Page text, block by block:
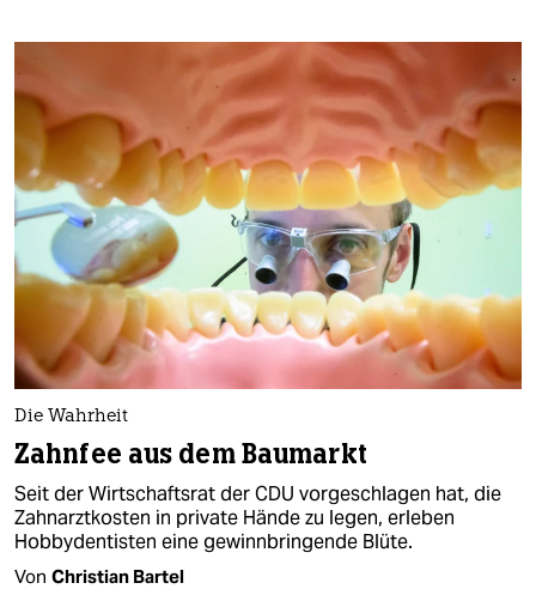
abo
epaper login
Die Wahrheit
Zahnfee aus dem Baumarkt
Seit der Wirtschaftsrat der CDU vorgeschlagen hat, die
Zahnarztkosten in private Hände zu legen, erleben
Hobbydentisten eine gewinnbringende Blüte.
Von Christian Bartel